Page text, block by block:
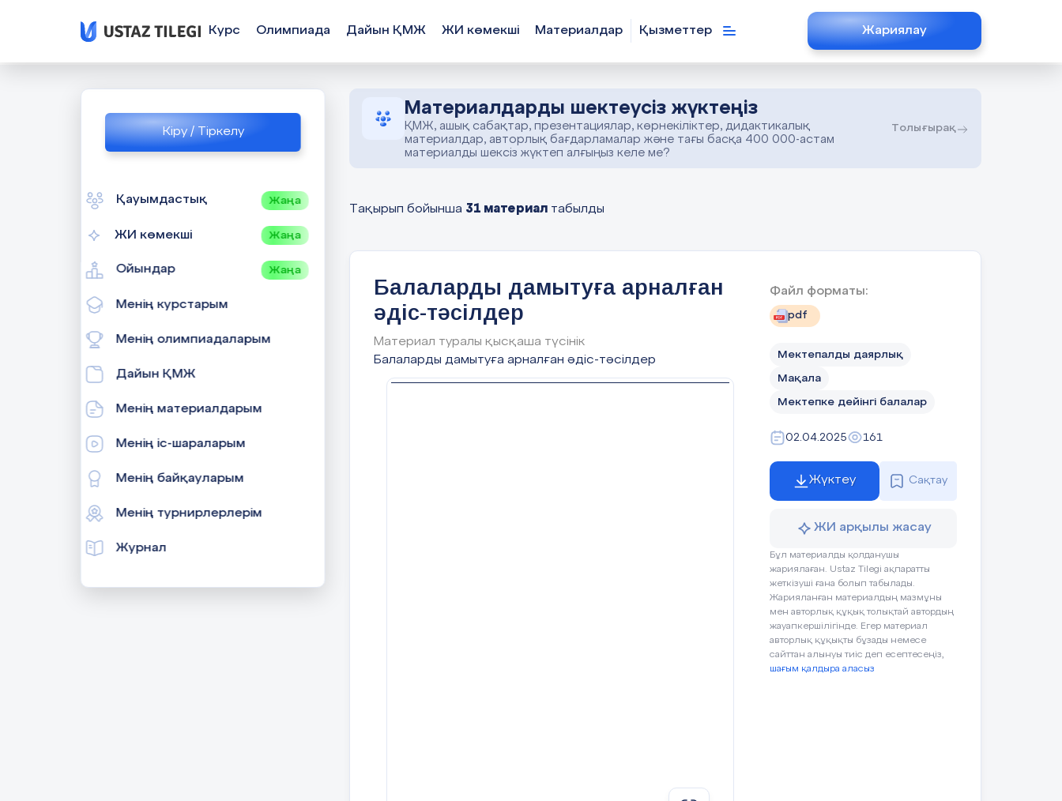
Кіру / Тіркелу
Қауымдастық Жаңа
ЖИ көмекші Жаңа
Ойындар Жаңа
Менің курстарым
Менің олимпиадаларым
Дайын ҚМЖ
Менің материалдарым
Менің іс-шараларым
Менің байқауларым
Менің турнирлерлерім
Журнал
Курс Олимпиада Дайын ҚМЖ ЖИ көмекші Материалдар Қызметтер Жариялау
Материалдарды шектеусіз жүктеңіз
ҚМЖ, ашық сабақтар, презентациялар, көрнекіліктер, дидактикалық
материалдар, авторлық бағдарламалар және тағы басқа 400 000-астам
материалды шексіз жүктеп алғыңыз келе ме?
Толығырақ
Тақырып бойынша 31 материал табылды
Балаларды дамытуға арналған
әдіс-тәсілдер
Материал туралы қысқаша түсінік
Балаларды дамытуға арналған әдіс-тәсілдер
Файл форматы:
pdf
Мектепалды даярлық
Мақала
Мектепке дейінгі балалар
02.04.2025 161
Жүктеу Сақтау
ЖИ арқылы жасау
Бұл материалды қолданушы
жариялаған. Ustaz Tilegi ақпаратты
жеткізуші ғана болып табылады.
Жарияланған материалдың мазмұны
мен авторлық құқық толықтай автордың
жауапкершілігінде. Егер материал
авторлық құқықты бұзады немесе
сайттан алынуы тиіс деп есептесеңіз,
шағым қалдыра аласыз